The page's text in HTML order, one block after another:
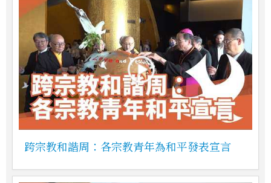
跨宗教和諧周：各宗教青年為和平發表宣言